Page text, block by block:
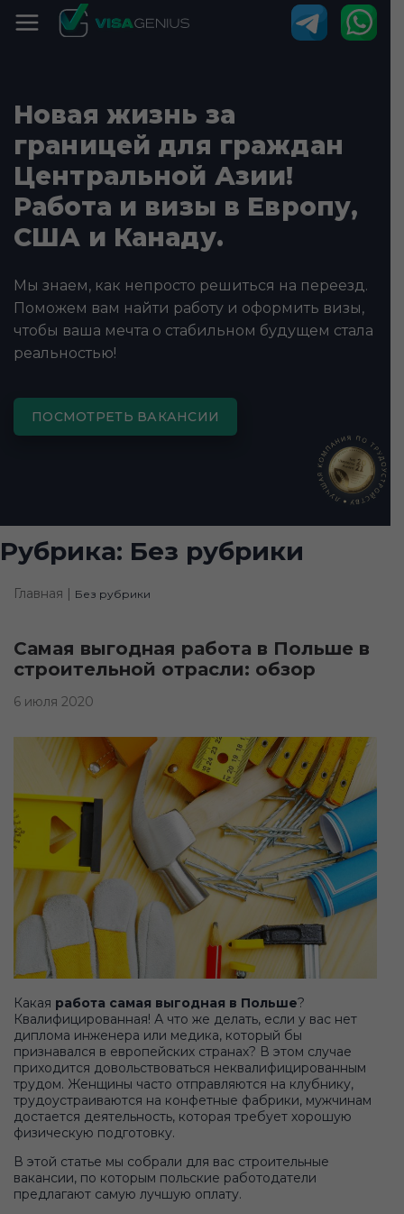
Новая жизнь за
границей для граждан
Центральной Азии!
Работа и визы в Европу,
США и Канаду.
Мы знаем, как непросто решиться на переезд.
Поможем вам найти работу и оформить визы,
чтобы ваша мечта о стабильном будущем стала
реальностью!
ПОСМОТРЕТЬ ВАКАНСИИ
Рубрика: Без рубрики
Главная | Без рубрики
Самая выгодная работа в Польше в
строительной отрасли: обзор
6 июля 2020
Какая работа самая выгодная в Польше?
Квалифицированная! А что же делать, если у вас нет
диплома инженера или медика, который бы
признавался в европейских странах? В этом случае
приходится довольствоваться неквалифицированным
трудом. Женщины часто отправляются на клубнику,
трудоустраиваются на конфетные фабрики, мужчинам
достается деятельность, которая требует хорошую
физическую подготовку.
В этой статье мы собрали для вас строительные
вакансии, по которым польские работодатели
предлагают самую лучшую оплату.